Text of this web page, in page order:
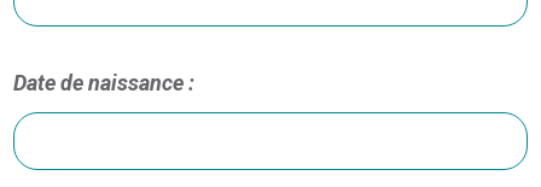
Date de naissance :